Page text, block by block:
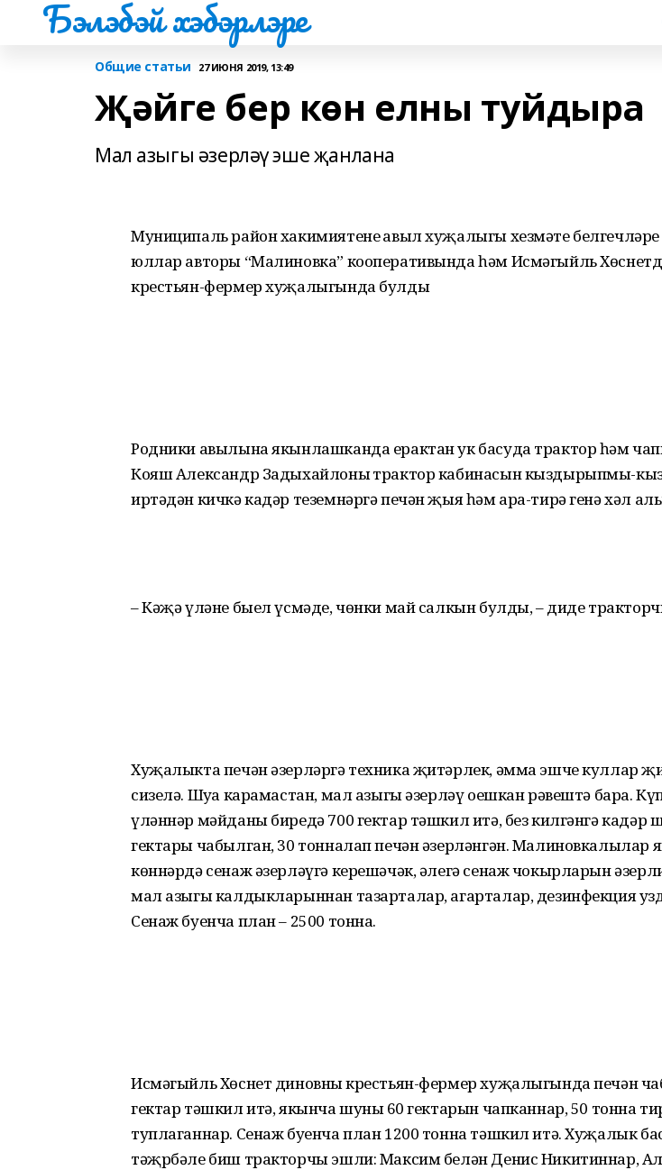
Бэлэбэй хэбэрлэре
Общие статьи 27 ИЮНЯ 2019, 13:49
Җәйге бер көн елны туйдыра
Мал азыгы әзерләү эше җанлана
Муниципаль район хакимиятенең авыл хуҗалыгы хезмәте
юллар авторы “Малиновка” кооперативында һәм Исмәгыйль
крестьян-фермер хуҗалыгында булды
Родники авылына якынлашканда ерактан ук басуда трактор һәм
Кояш Александр Задыхайлоның трактор кабинасын кыздырыпмы-
иртәдән кичкә кадәр теземнәргә печән җыя һәм ара-тирә генә хәл
– Кәҗә үләне быел үсмәде, чөнки май салкын булды, – диде
Хуҗалыкта печән әзерләргә техника җитәрлек, әмма эшче куллар
сизелә. Шуңа карамастан, мал азыгы әзерләү оешкан рәвештә бара.
үләннәр мәйданы биредә 700 гектар тәшкил итә, без килгәнгә кадәр
гектары чабылган, 30 тонналап печән әзерләнгән. Малиновкалылар
көннәрдә сенаж әзерләүгә керешәчәк, әлегә сенаж чокырларын
мал азыгы калдыкларыннан тазарталар, агарталар, дезинфекция
Сенаж буенча план – 2500 тонна.
Исмәгыйль Хөснет диновның крестьян-фермер хуҗалыгында печән
гектар тәшкил итә, якынча шуның 60 гектарын чапканнар, 50 тонна
туплаганнар. Сенаж буенча план 1200 тонна тәшкил итә. Хуҗалык
тәҗрбәле биш тракторчы эшли: Максим белән Денис Никитиннар,